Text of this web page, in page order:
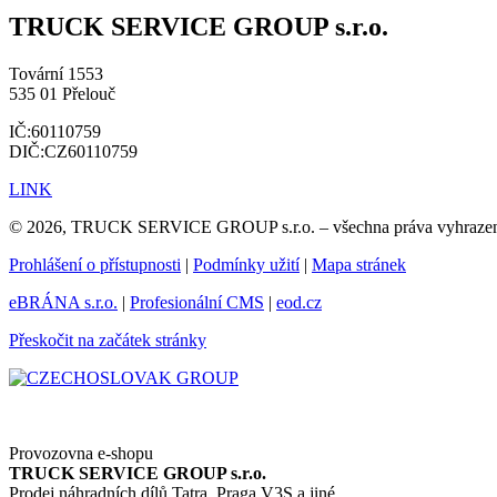
TRUCK SERVICE GROUP s.r.o.
Tovární 1553
535 01 Přelouč
IČ:60110759
DIČ:CZ60110759
LINK
© 2026, TRUCK SERVICE GROUP s.r.o. – všechna práva
Prohlášení o přístupnosti | Podmínky užití| Mapa stránek
eBRÁNA s.r.o. | Profesionální CMS | eod.cz
Přeskočit na začátek stránky
Provozovna e-shopu
TRUCK SERVICE GROUP s.r.o.
Prodej náhradních dílů Tatra, Praga V3S a jiné